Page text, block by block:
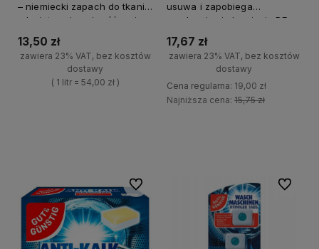
– niemiecki zapach do tkanin
o kwiatowej nucie różanej
13,50 zł
zawiera 23% VAT, bez kosztów
dostawy
( 1 litr = 54,00 zł )
usuwa i zapobiega
osadzaniu się kamienia DE
17,67 zł
zawiera 23% VAT, bez kosztów
dostawy
Cena regularna: 19,00 zł
Najniższa cena: 15,75 zł
Do ulubionych Do